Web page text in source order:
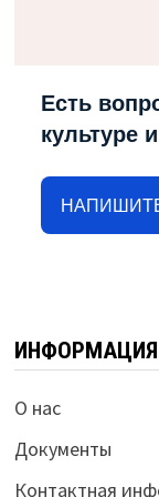
Есть
культуре
ИНФОРМАЦИЯ
О нас
Документы
Контактная